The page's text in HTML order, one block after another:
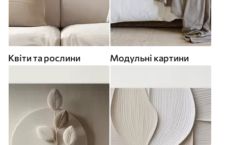
Квіти та рослини Модульні картини